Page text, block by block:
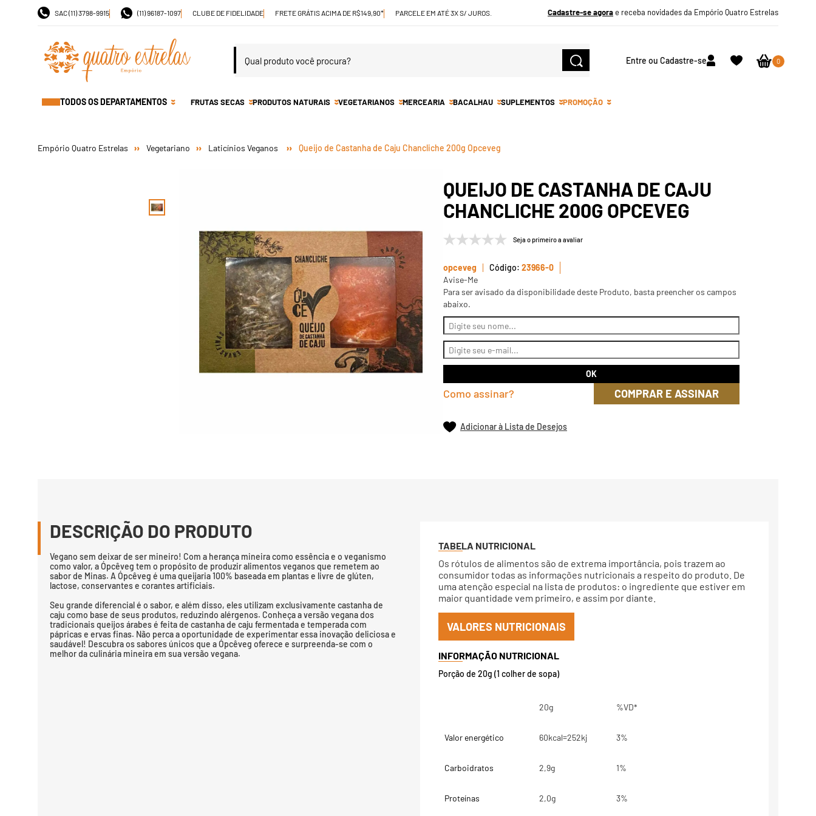
SAC (11) 3798-9915 (11) 96187-1097 CLUBE DE FIDELIDADE FRETE GRÁTIS ACIMA DE R$149,90* PARCELE EM ATÉ 3X S/ JUROS. Cadastre-se agorae receba novidades da Empório Quatro Estrelas
Entre ou Cadastre-se 0
TODOS OS DEPARTAMENTOS FRUTAS SECAS PRODUTOS NATURAIS VEGETARIANOS MERCEARIA BACALHAU SUPLEMENTOS PROMOÇÃO
Vegetariano Laticínios Veganos Queijo de Castanha de Caju Chancliche 200g Opceveg
QUEIJO DE CASTANHA DE CAJU
CHANCLICHE 200G OPCEVEG
Seja o primeiro a avaliar
opceveg
23966-0
Avise-Me
Para ser avisado da disponibilidade deste Produto, basta preencher os campos
abaixo.
Como assinar? COMPRAR E ASSINAR
Adicionar à Lista de Desejos
DESCRIÇÃO DO PRODUTO
Vegano sem deixar de ser mineiro! Com a herança mineira como essência e o veganismo
como valor, a Ópcêveg tem o propósito de produzir alimentos veganos que remetem ao
sabor de Minas. A Ópcêveg é uma queijaria 100% baseada em plantas e livre de glúten,
lactose, conservantes e corantes artificiais.
Seu grande diferencial é o sabor, e além disso, eles utilizam exclusivamente castanha de
caju como base de seus produtos, reduzindo alérgenos. Conheça a versão vegana dos
tradicionais queijos árabes é feita de castanha de caju fermentada e temperada com
pápricas e ervas finas. Não perca a oportunidade de experimentar essa inovação deliciosa e
saudável! Descubra os sabores únicos que a Ópcêveg oferece e surpreenda-se com o
melhor da culinária mineira em sua versão vegana.
TABELA NUTRICIONAL
Os rótulos de alimentos são de extrema importância, pois trazem ao
consumidor todas as informações nutricionais a respeito do produto. De
uma atenção especial na lista de produtos: o ingrediente que estiver em
maior quantidade vem primeiro, e assim por diante.
VALORES NUTRICIONAIS
Porção de 20g (1 colher de sopa)
20g %VD*
Valor energético 60kcal=252kj 3%
Carboidratos 2,9g 1%
Proteínas 2,0g 3%